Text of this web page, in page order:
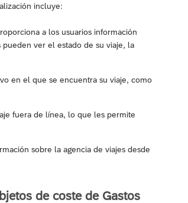
incluye:
a los usuarios información
pueden ver el estado de su viaje, la
en el que se encuentra su viaje, como
fuera de línea, lo que les permite
sobre la agencia de viajes desde
de coste de Gastos